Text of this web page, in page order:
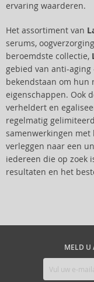
ervaring waarderen.
Het assortiment van
serums,
beroemdste collectie,
gebied van anti-
bekendstaan om hun
eigenschappen. Ook
verheldert en
regelmatig
samenwerkingen met
verleggen naar een
iedereen die op zoek
resultaten en het
MELD U